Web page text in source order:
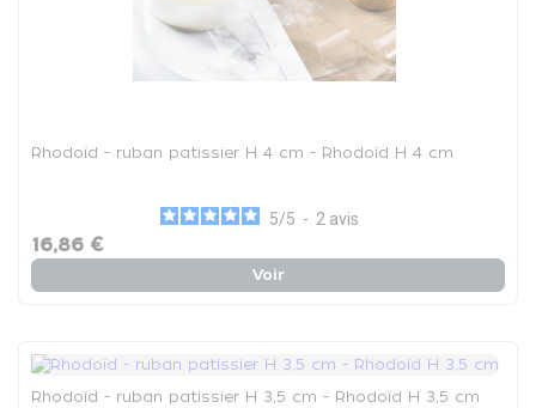
Rhodoïd - ruban patissier H 4 cm - Rhodoïd H 4 cm
5/5 - 2 avis
16,86 €
Voir
Rhodoïd - ruban patissier H 3,5 cm - Rhodoïd H 3,5 cm